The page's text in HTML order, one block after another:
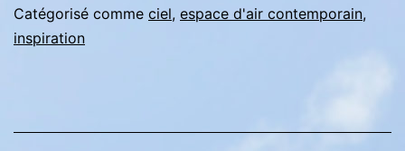
Catégorisé comme ciel, espace d'air contemporain,
inspiration